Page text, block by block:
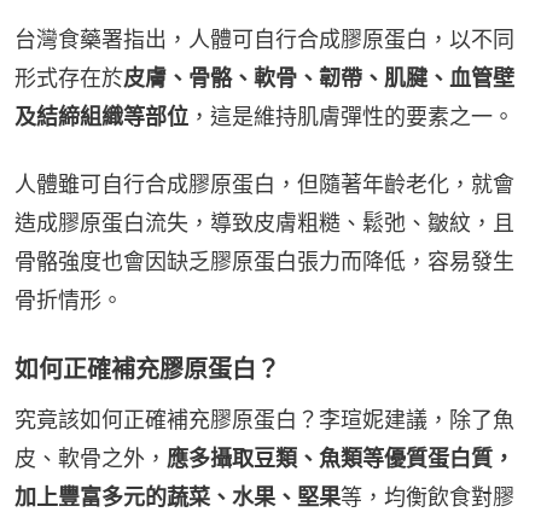
台灣食藥署指出，人體可自行合成膠原蛋白，以不同
形式存在於皮膚、骨骼、軟骨、韌帶、肌腱、血管壁
及結締組織等部位 ，這是維持肌膚彈性的要素之一。
人體雖可自行合成膠原蛋白，但隨著年齡老化，就會
造成膠原蛋白流失，導致皮膚粗糙、鬆弛、皺紋，且
骨骼強度也會因缺乏膠原蛋白張力而降低，容易發生
骨折情形。
如何正確補充膠原蛋白？
究竟該如何正確補充膠原蛋白？李瑄妮建議，除了魚
皮、軟骨之外， 應多攝取豆類、魚類等優質蛋白質，
加上豐富多元的蔬菜、水果、堅果等，均衡飲食對膠